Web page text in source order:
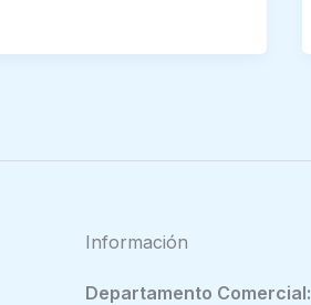
Información
Departamento Comercial: